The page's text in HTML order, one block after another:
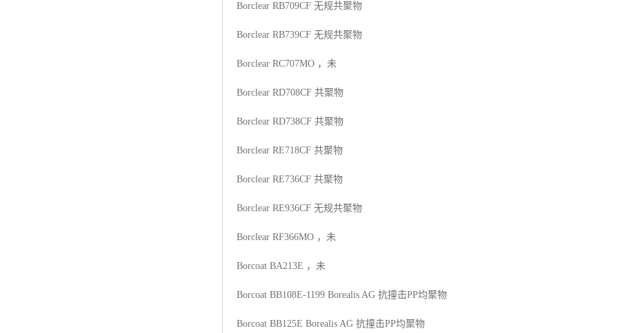
Borclear RB709CF 无规共聚物
Borclear RB739CF 无规共聚物
Borclear RC707MO ，未
Borclear RD708CF 共聚物
Borclear RD738CF 共聚物
Borclear RE718CF 共聚物
Borclear RE736CF 共聚物
Borclear RE936CF 无规共聚物
Borclear RF366MO ，未
Borcoat BA213E ，未
Borcoat BB108E-1199 Borealis AG 抗撞击PP均聚物
Borcoat BB125E Borealis AG 抗撞击PP均聚物